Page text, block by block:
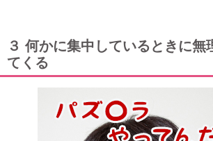
３ 何かに集中しているときに無
てくる